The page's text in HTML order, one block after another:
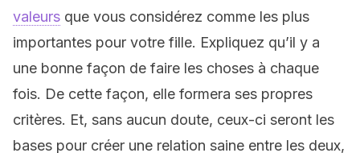
valeurs que vous considérez comme les plus
importantes pour votre fille. Expliquez qu’il y a
une bonne façon de faire les choses à chaque
fois. De cette façon, elle formera ses propres
critères. Et, sans aucun doute, ceux-ci seront les
bases pour créer une relation saine entre les deux,